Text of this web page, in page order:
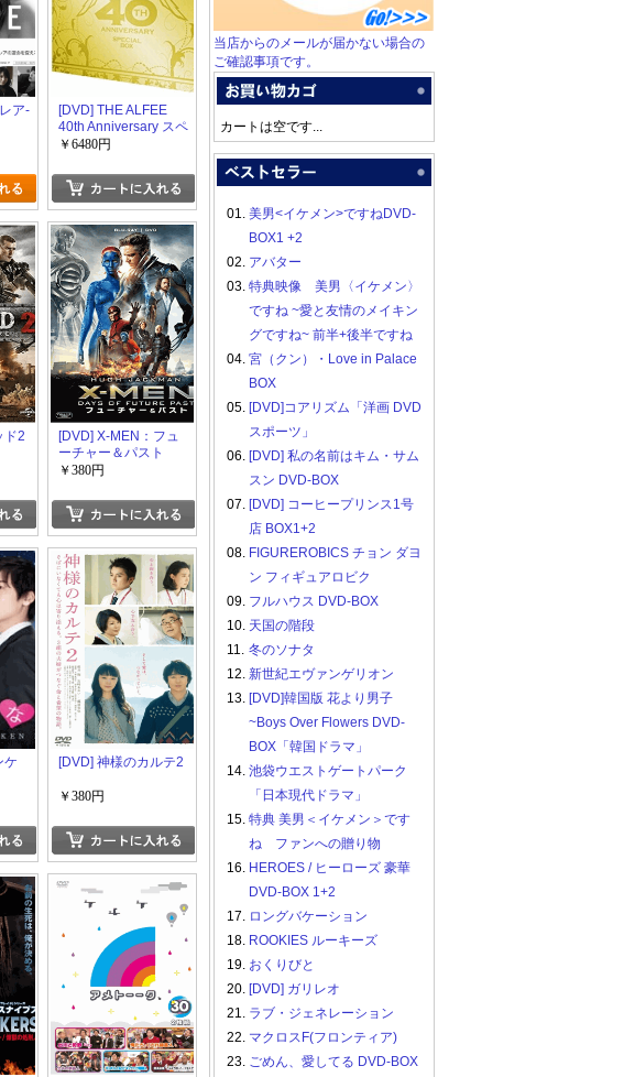
ア-
[DVD] THE ALFEE
40th Anniversary スペ
シャルボックス
￥6480円
ド2
[DVD] X-MEN：フュ
ーチャー＆パスト
￥380円
ケ
[DVD] 神様のカルテ2
￥380円
当店からのメールが届かない場合の
ご確認事項です。
カートは空です...
01. 美男<イケメン>ですねDVD-
BOX1 +2
02. アバター
03. 特典映像 美男〈イケメン〉
ですね ~愛と友情のメイキン
グですね~ 前半+後半ですね
04. 宮（クン）・Love in Palace
BOX
05. [DVD]コアリズム「洋画 DVD
スポーツ」
06. [DVD] 私の名前はキム・サム
スン DVD-BOX
07. [DVD] コーヒープリンス1号
店 BOX1+2
08. FIGUREROBICS チョン ダヨ
ン フィギュアロビク
09. フルハウス DVD-BOX
10. 天国の階段
11. 冬のソナタ
12. 新世紀エヴァンゲリオン
13. [DVD]韓国版 花より男子
~Boys Over Flowers DVD-
BOX「韓国ドラマ」
14. 池袋ウエストゲートパーク
「日本現代ドラマ」
15. 特典 美男＜イケメン＞です
ね ファンへの贈り物
16. HEROES / ヒーローズ 豪華
DVD-BOX 1+2
17. ロングバケーション
18. ROOKIES ルーキーズ
19. おくりびと
20. [DVD] ガリレオ
21. ラブ・ジェネレーション
22. マクロスF(フロンティア)
23. ごめん、愛してる DVD-BOX